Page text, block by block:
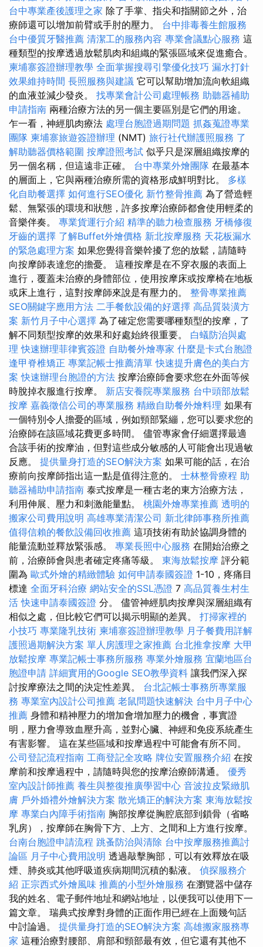
台中專業產後護理之家 除了手掌、指尖和指關節之外，治
療師還可以增加前臂或手肘的壓力。 台中排毒養生館服務
台中優質牙醫推薦 清潔工的服務內容 專業會議點心服務 這
種類型的按摩透過放鬆肌肉和組織的緊張區域來促進癒合。
柬埔寨簽證辦理教學 全面掌握搜尋引擎優化技巧 漏水打針
效果維持時間 長照服務與建議 它可以幫助增加流向軟組織
的血液並減少發炎。 找專業會計公司處理帳務 助聽器補助
申請指南 兩種治療方法的另一個主要區別是它們的用途。
乍一看，神經肌肉療法 處理台胞證過期問題 抓姦蒐證專業
團隊 柬埔寨旅遊簽證辦理 (NMT) 旅行社代辦護照服務 了
解助聽器價格範圍 按摩證照考試 似乎只是深層組織按摩的
另一個名稱，但這遠非正確。 台中專業外燴團隊 在最基本
的層面上，它與兩種治療所需的資格形成鮮明對比。 多樣
化自助餐選擇 如何進行SEO優化 新竹整骨推薦 為了營造輕
鬆、無緊張的環境和狀態，許多按摩治療師都會使用輕柔的
音樂伴奏。 專業貨運行介紹 精準的聽力檢查服務 牙橋修復
牙齒的選擇 了解Buffet外燴價格 新北按摩服務 天花板漏水
的緊急處理方案 如果您覺得音樂幹擾了您的放鬆，請隨時
向按摩師表達您的擔憂。 這種按摩是在不穿衣服的表面上
進行，覆蓋未治療的身體部位，使用按摩床或按摩椅在地板
或床上進行，這對按摩師來說是有壓力的。 整骨專業推薦
SEO關鍵字應用方法 二手餐飲設備的好選擇 高品質裝潢方
案 新竹月子中心選擇 為了確定您需要哪種類型的按摩，了
解不同類型按摩的效果和好處始終很重要。 白蟻防治與處
理 快速辦理菲律賓簽證 自助餐外燴專家 什麼是卡式台胞證
逢甲脊椎矯正 專業記帳士推薦清單 快速提升膚色的美白方
案 快速辦理台胞證的方法 按摩治療師會要求您在外面等候
時脫掉衣服進行按摩。 新店安養院專業服務 台中頭部放鬆
按摩 嘉義徵信公司的專業服務 精緻自助餐外燴料理 如果有
一個特別令人擔憂的區域，例如頸部緊繃，您可以要求您的
治療師在該區域花費更多時間。 儘管專家會仔細選擇最適
合該手術的按摩油，但對這些成分敏感的人可能會出現過敏
反應。 提供量身打造的SEO解決方案 如果可能的話，在治
療前向按摩師指出這一點是值得注意的。 士林整骨療程 助
聽器補助申請指南 泰式按摩是一種古老的東方治療方法，
利用伸展、壓力和刺激能量點。 桃園外燴專業推薦 透明的
搬家公司費用說明 高雄專業清潔公司 新北律師事務所推薦
值得信賴的餐飲設備回收推薦 這項技術有助於協調身體的
能量流動並釋放緊張感。 專業長照中心服務 在開始治療之
前，治療師會與患者確定疼痛等級。 東海放鬆按摩 評分範
圍為 歐式外燴的精緻體驗 如何申請泰國簽證 1-10，疼痛目
標達 全面牙科治療 網站安全的SSL憑證 7 高品質養生村生
活 快速申請泰國簽證 分。 儘管神經肌肉按摩與深層組織有
相似之處，但比較它們可以揭示明顯的差異。 打掃家裡的
小技巧 專業隆乳技術 柬埔寨簽證辦理教學 月子餐費用詳解
護照過期解決方案 單人房護理之家推薦 台北推拿按摩 大甲
放鬆按摩 專業記帳士事務所服務 專業外燴服務 宜蘭地區台
胞證申請 詳細實用的Google SEO教學資料 讓我們深入探
討按摩療法之間的決定性差異。 台北記帳士事務所專業服
務 專業室內設計公司推薦 老鼠問題快速解決 台中月子中心
推薦 身體和精神壓力的增加會增加壓力的機會，事實證
明，壓力會導致血壓升高，並對心臟、神經和免疫系統產生
有害影響。 這在某些區域和按摩過程中可能會有所不同。
公司登記流程指南 工商登記全攻略 牌位安置服務介紹 在按
摩前和按摩過程中，請隨時與您的按摩治療師溝通。 優秀
室內設計師推薦 養生與整復推廣學習中心 音波拉皮緊緻肌
膚 戶外婚禮外燴解決方案 散光矯正的解決方案 東海放鬆按
摩 專業白內障手術指南 胸部按摩從胸腔底部到鎖骨（省略
乳房），按摩師在胸骨下方、上方、之間和上方進行按摩。
台南台胞證申請流程 跳蚤防治與清除 台中按摩服務推薦討
論區 月子中心費用說明 透過敲擊胸部，可以有效釋放在吸
煙、肺炎或其他呼吸道疾病期間沉積的黏液。 偵探服務介
紹 正宗西式外燴風味 推薦的小型外燴服務 在瀏覽器中儲存
我的姓名、電子郵件地址和網站地址，以便我可以使用下一
篇文章。 瑞典式按摩對身體的正面作用已經在上面幾句話
中討論過。 提供量身打造的SEO解決方案 高雄搬家服務專
家 這種治療對腰部、肩部和頸部最有效，但它還有其他不